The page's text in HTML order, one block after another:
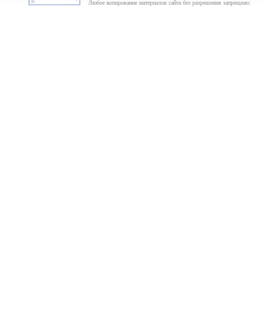
Любое копирование материалов сайта без разрешения запрещено;